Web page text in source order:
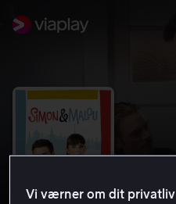
Vi værner om dit privatliv